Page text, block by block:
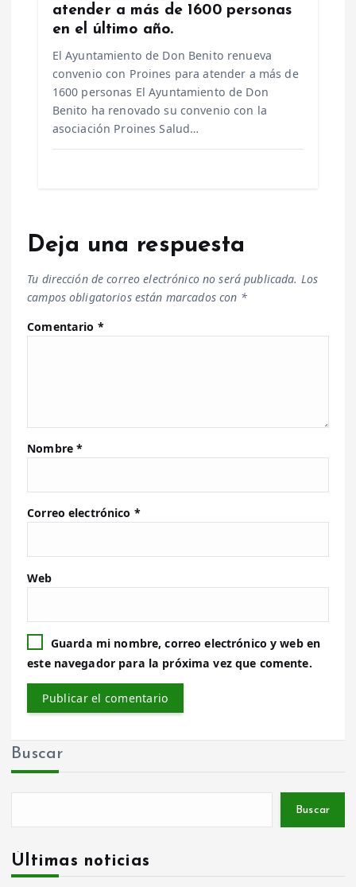
atender a más de 1600 personas
en el último año.
El Ayuntamiento de Don Benito renueva
convenio con Proines para atender a más de
1600 personas El Ayuntamiento de Don
Benito ha renovado su convenio con la
asociación Proines Salud…
Deja una respuesta
Tu dirección de correo electrónico no será publicada. Los
campos obligatorios están marcados con *
Comentario *
Nombre*
Correo electrónico *
Web
Guarda mi nombre, correo electrónico y web en
este navegador para la próxima vez que comente.
Buscar
Buscar
Últimas noticias